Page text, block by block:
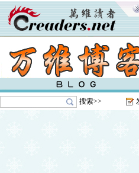
搜索>>